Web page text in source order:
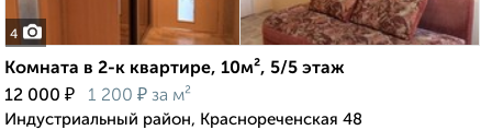
4
Комната в 2-к квартире, 10м², 5/5 этаж
12 000 ₽ 1 200 ₽ за м²
Индустриальный район, Краснореченская 48